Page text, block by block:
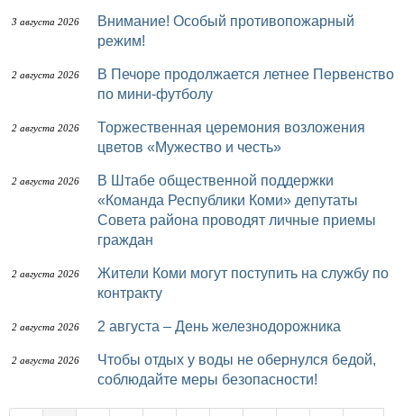
3 августа 2026
Внимание! Особый противопожарный
режим!
2 августа 2026
В Печоре продолжается летнее Первенство
по мини-футболу
2 августа 2026
Торжественная церемония возложения
цветов «Мужество и честь»
2 августа 2026
В Штабе общественной поддержки
«Команда Республики Коми» депутаты
Совета района проводят личные приемы
граждан
2 августа 2026
Жители Коми могут поступить на службу по
контракту
2 августа 2026 2 августа – День железнодорожника
2 августа 2026
Чтобы отдых у воды не обернулся бедой,
соблюдайте меры безопасности!